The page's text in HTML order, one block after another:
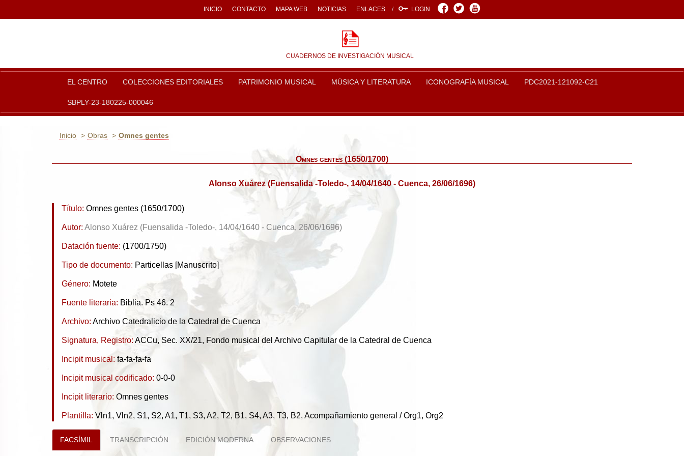
INICIO CONTACTO MAPA WEB NOTICIAS ENLACES LOGIN Facebook
TwitterYoutube
CUADERNOS DE INVESTIGACIÓN MUSICAL
EL CENTRO COLECCIONES EDITORIALES PATRIMONIO MUSICAL MÚSICA Y LITERATURA ICONOGRAFÍA MUSICAL PDC2021-121092-C21
SBPLY-23-180225-000046
Inicio Obras Omnes gentes
Omnes gentes (1650/1700)
Alonso Xuárez (Fuensalida -Toledo-, 14/04/1640 - Cuenca, 26/06/1696)
Título: Omnes gentes (1650/1700)
Autor: Alonso Xuárez (Fuensalida -Toledo-, 14/04/1640 - Cuenca, 26/06/1696)
Datación fuente: (1700/1750)
Tipo de documento: Particellas [Manuscrito]
Género: Motete
Fuente literaria: Biblia. Ps 46. 2
Archivo: Archivo Catedralicio de la Catedral de Cuenca
Signatura, Registro: ACCu, Sec. XX/21, Fondo musical del Archivo Capitular de la Catedral de Cuenca
Incipit musical: fa-fa-fa-fa
Incipit musical codificado: 0-0-0
Incipit literario: Omnes gentes
Plantilla: Vln1, Vln2, S1, S2, A1, T1, S3, A2, T2, B1, S4, A3, T3, B2, Acompañamiento general / Org1, Org2
FACSÍMIL TRANSCRIPCIÓN EDICIÓN MODERNA OBSERVACIONES